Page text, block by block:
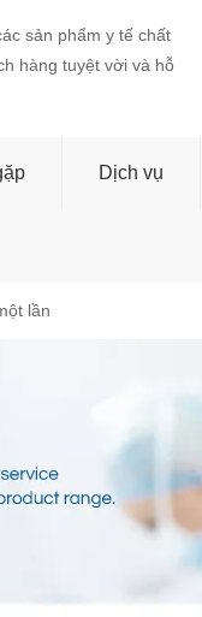
sản phẩm y tế chất
hàng tuyệt vời và hỗ
Dịch vụ
lần